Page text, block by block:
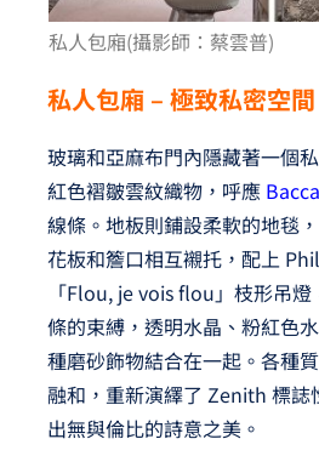
私人包廂(攝影師：蔡雲普)
私人包廂 – 極致私密空間
玻璃和亞麻布門內隱藏著一個
紅色褶皺雲紋織物，呼應
線條。地板則鋪設柔軟的地毯
花板和簷口相互襯托，配上
「Flou, je vois flou」枝形吊
條的束縛，透明水晶、粉紅色
種磨砂飾物結合在一起。各種
融和，重新演繹了 Zenith 標誌
出無與倫比的詩意之美。